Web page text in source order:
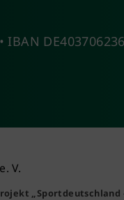
V.
„Sportdeutschland